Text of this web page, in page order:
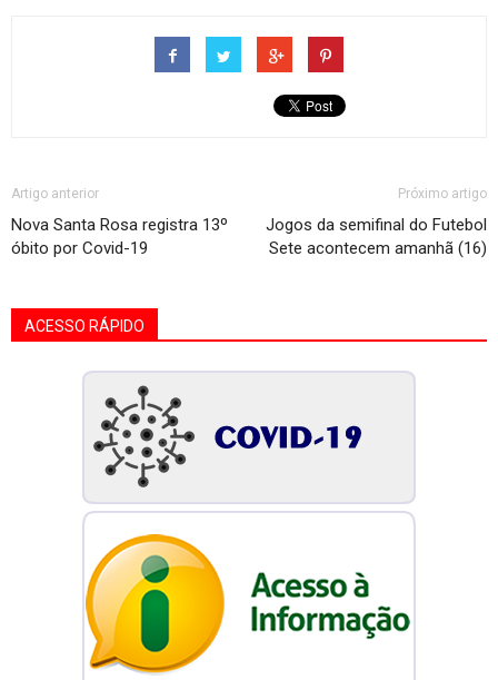
Artigo anterior
Nova Santa Rosa registra 13º
óbito por Covid-19
Próximo artigo
Jogos da semifinal do Futebol
Sete acontecem amanhã (16)
ACESSO RÁPIDO